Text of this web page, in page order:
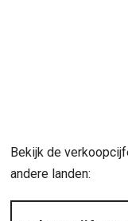
Bekijk de
andere landen: